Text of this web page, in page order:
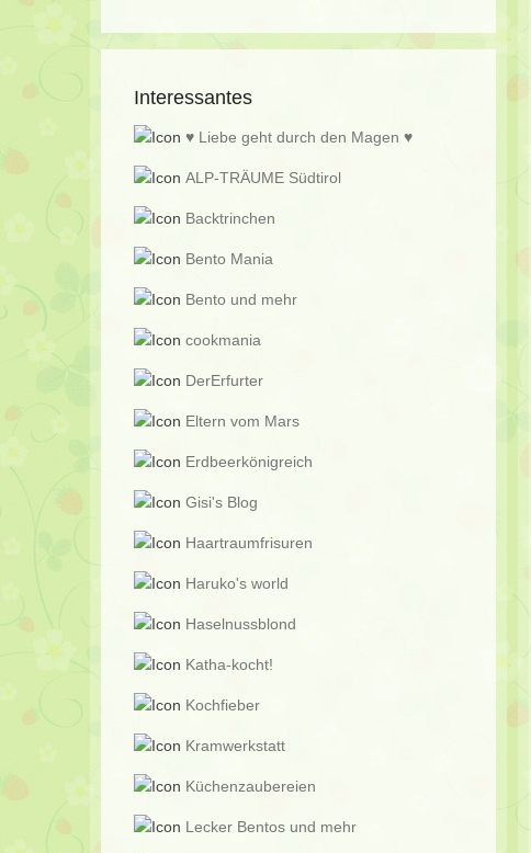
Interessantes
♥ Liebe geht durch den Magen ♥
ALP-TRÄUME Südtirol
Backtrinchen
Bento Mania
Bento und mehr
cookmania
DerErfurter
Eltern vom Mars
Erdbeerkönigreich
Gisi's Blog
Haartraumfrisuren
Haruko's world
Haselnussblond
Katha-kocht!
Kochfieber
Kramwerkstatt
Küchenzaubereien
Lecker Bentos und mehr